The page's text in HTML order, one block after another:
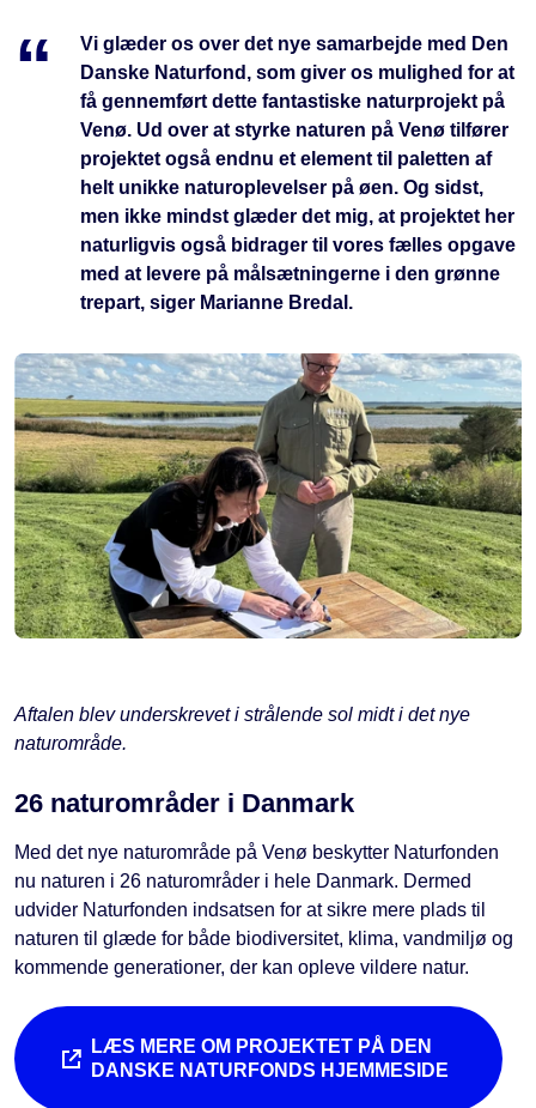
Vi glæder os over det nye samarbejde med Den
Danske Naturfond, som giver os mulighed for at
få gennemført dette fantastiske naturprojekt på
Venø. Ud over at styrke naturen på Venø tilfører
projektet også endnu et element til paletten af
helt unikke naturoplevelser på øen. Og sidst,
men ikke mindst glæder det mig, at projektet her
naturligvis også bidrager til vores fælles opgave
med at levere på målsætningerne i den grønne
trepart, siger Marianne Bredal.
Aftalen blev underskrevet i strålende sol midt i det nye
naturområde.
26 naturområder i Danmark
Med det nye naturområde på Venø beskytter Naturfonden
nu naturen i 26 naturområder i hele Danmark. Dermed
udvider Naturfonden indsatsen for at sikre mere plads til
naturen til glæde for både biodiversitet, klima, vandmiljø og
kommende generationer, der kan opleve vildere natur.
LÆS MERE OM PROJEKTET PÅ DEN
DANSKE NATURFONDS HJEMMESIDE